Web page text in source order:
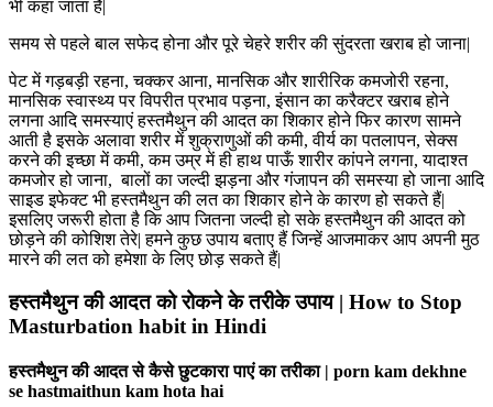
भी कहा जाता है|
समय से पहले बाल सफेद होना और पूरे चेहरे शरीर की सुंदरता खराब हो जाना|
पेट में गड़बड़ी रहना, चक्कर आना, मानसिक और शारीरिक कमजोरी रहना,
मानसिक स्वास्थ्य पर विपरीत प्रभाव पड़ना, इंसान का करैक्टर खराब होने
लगना आदि समस्याएं हस्तमैथुन की आदत का शिकार होने फिर कारण सामने
आती है इसके अलावा शरीर में शुक्राणुओं की कमी, वीर्य का पतलापन, सेक्स
करने की इच्छा में कमी, कम उम्र में ही हाथ पाऊँ शारीर कांपने लगना, यादाश्त
कमजोर हो जाना, बालों का जल्दी झड़ना और गंजापन की समस्या हो जाना आदि
साइड इफेक्ट भी हस्तमैथुन की लत का शिकार होने के कारण हो सकते हैं|
इसलिए जरूरी होता है कि आप जितना जल्दी हो सके हस्तमैथुन की आदत को
छोड़ने की कोशिश तेरे| हमने कुछ उपाय बताए हैं जिन्हें आजमाकर आप अपनी मुठ
मारने की लत को हमेशा के लिए छोड़ सकते हैं|
हस्तमैथुन की आदत को रोकने के तरीके उपाय | How to Stop
Masturbation habit in Hindi
हस्तमैथुन की आदत से कैसे छुटकारा पाएं का तरीका | porn kam dekhne
se hastmaithun kam hota hai